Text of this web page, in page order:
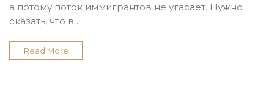
а потому поток иммигрантов не угасает. Нужно
сказать, что в…
Read More